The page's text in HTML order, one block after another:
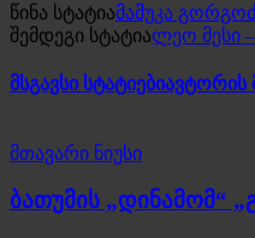
წინა სტატიამამუკა
შემდეგი სტატიალეო მესი
მსგავსი სტატიებიავტორის
მთავარი ნიუსი
ბათუმის „დინამომ“